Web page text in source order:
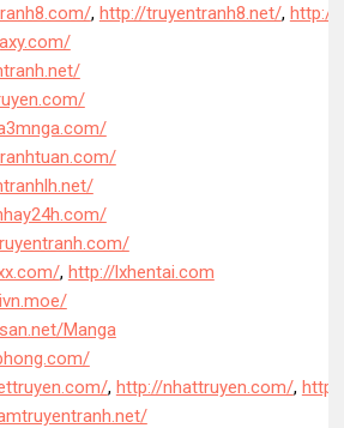
, http://truyentranh8.net/, http://
, http://lxhentai.com
Manga
, http://nhattruyen.com/,